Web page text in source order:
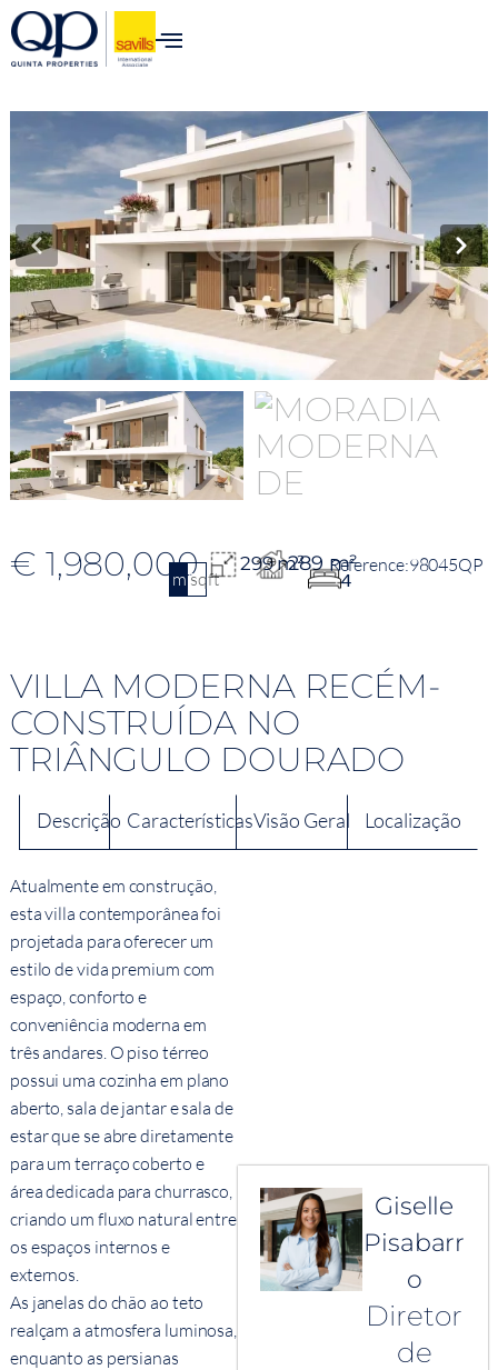
€ 1,980,000
m2sqft
299 m²289 m²
4
98045QP
VILLA MODERNA RECÉM-
CONSTRUÍDA NO
TRIÂNGULO DOURADO
Descrição CaracterísticasVisão Geral Localização
Atualmente em construção,
esta villa contemporânea foi
projetada para oferecer um
estilo de vida premium com
espaço, conforto e
conveniência moderna em
três andares. O piso térreo
possui uma cozinha em plano
aberto, sala de jantar e sala de
estar que se abre diretamente
para um terraço coberto e
área dedicada para churrasco,
criando um fluxo natural entre
os espaços internos e
externos.
As janelas do chão ao teto
realçam a atmosfera luminosa,
enquanto as persianas
Giselle
Pisabarr
o
Diretor
de